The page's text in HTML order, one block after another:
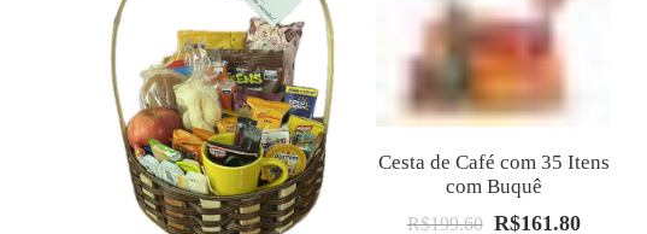
Cesta de Café com 35 Itens
com Buquê
R$199.60 O
R$161.80O